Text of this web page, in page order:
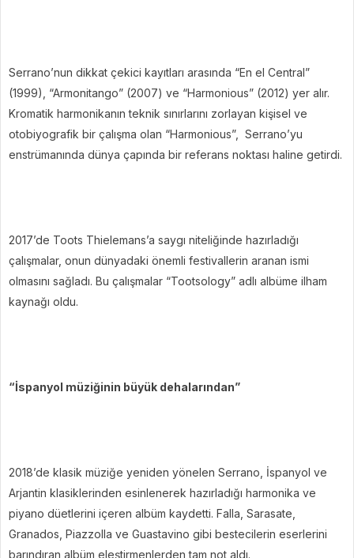
Serrano’nun dikkat çekici kayıtları arasında “En el Central”
(1999), “Armonitango” (2007) ve “Harmonious” (2012) yer alır.
Kromatik harmonikanın teknik sınırlarını zorlayan kişisel ve
otobiyografik bir çalışma olan “Harmonious”, Serrano’yu
enstrümanında dünya çapında bir referans noktası haline getirdi.
2017’de Toots Thielemans’a saygı niteliğinde hazırladığı
çalışmalar, onun dünyadaki önemli festivallerin aranan ismi
olmasını sağladı. Bu çalışmalar “Tootsology” adlı albüme ilham
kaynağı oldu.
“İspanyol müziğinin büyük dehalarından”
2018’de klasik müziğe yeniden yönelen Serrano, İspanyol ve
Arjantin klasiklerinden esinlenerek hazırladığı harmonika ve
piyano düetlerini içeren albüm kaydetti. Falla, Sarasate,
Granados, Piazzolla ve Guastavino gibi bestecilerin eserlerini
barındıran albüm eleştirmenlerden tam not aldı.